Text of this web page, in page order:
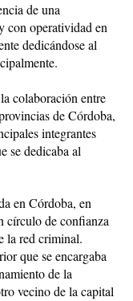
de una
con operatividad en
dedicándose al
colaboración entre
de Córdoba,
integrantes
se dedicaba al
en Córdoba, en
círculo de confianza
la red criminal.
que se encargaba
de la
vecino de la capital